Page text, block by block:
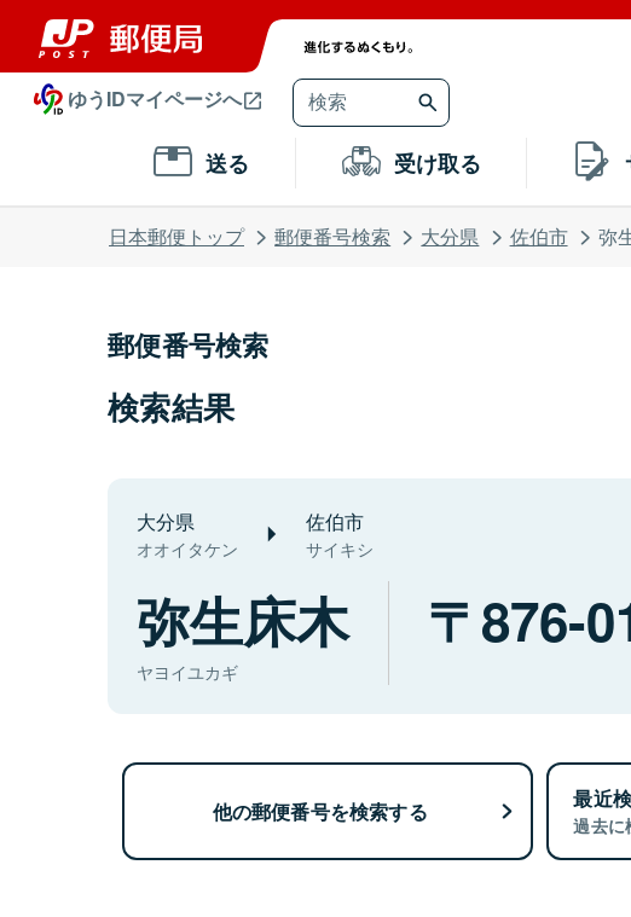
ゆうIDマイページへ
送る 受け取る
日本郵便トップ 郵便番号検索 大分県 佐伯市 弥
郵便番号検索
検索結果
大分県
オオイタケン
佐伯市
サイキシ
弥生床木
ヤヨイユカギ
876-
他の郵便番号を検索する 最近
過去に